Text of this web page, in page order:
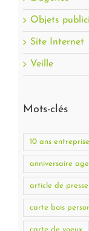
Objets
Site Internet
Veille
Mots-clés
10 ans entreprise
anniversaire
article de presse
carte bois
carte de voeux